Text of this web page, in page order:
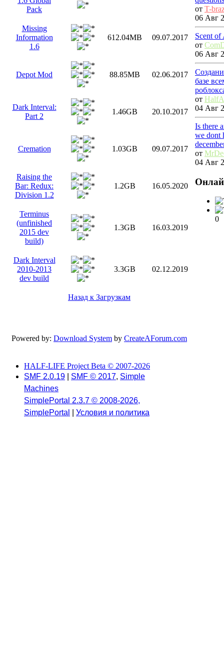
Pack
Missing
Information
1.6
612.04MB 09.07.2017
Depot Mod 88.85MB 02.06.2017
Dark Interval:
Part 2
1.46GB 20.10.2017
Cremation 1.03GB 09.07.2017
Raising the
Bar: Redux:
Division 1.2
1.2GB 16.05.2020
Terminus
(unfinished
2015 dev
build)
1.3GB 16.03.2019
Dark Interval
2010-2013
dev build
3.3GB 02.12.2019
Назад к Загрузкам
Powered by: Download System by CreateAForum.com
от T-
06 Авг
Scent of
от
06 Авг
базе
от
04 Авг
Is there
we dont
от
04 Авг
0
HALF-LIFE Project Beta © 2007-2026
SMF 2.0.19
SMF © 2017, Simple
Machines
SimplePortal 2.3.7 © 2008-2026,
SimplePortal
Условия и политика